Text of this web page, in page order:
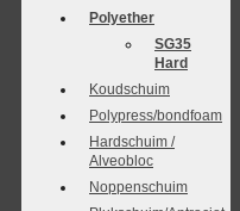
Polyether
SG35
Hard
Koudschuim
Polypress/bondfoam
Hardschuim /
Alveobloc
Noppenschuim